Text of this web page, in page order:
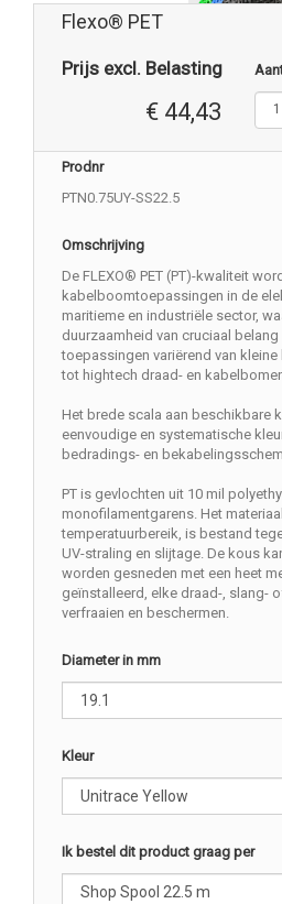
Flexo® PET
Prijs excl. Belasting
€ 44,43
Prodnr
PTN0.75UY-SS22.5
Omschrijving
De FLEXO® PET (PT)-kwaliteit
kabelboomtoepassingen in de
maritieme en industriële sector,
duurzaamheid van cruciaal belang
toepassingen variërend van
tot hightech draad- en
Het brede scala aan beschikbare
eenvoudige en systematische
bedradings- en
PT is gevlochten uit 10 mil
monofilamentgarens. Het
temperatuurbereik, is bestand
UV-straling en slijtage. De kous
worden gesneden met een heet
geïnstalleerd, elke draad-, slang-
verfraaien en beschermen.
Diameter in mm
Kleur
Ik bestel dit product graag per